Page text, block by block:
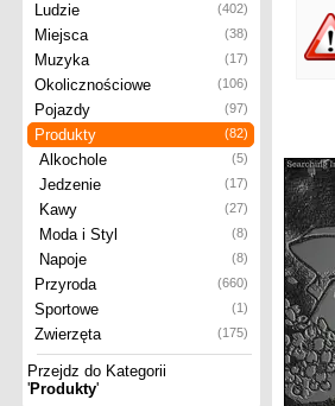
Ludzie (402)
Miejsca (38)
Muzyka (17)
Okolicznościowe (106)
Pojazdy (97)
Produkty (82)
Alkochole (5)
Jedzenie (17)
Kawy (27)
Moda i Styl (8)
Napoje (8)
Przyroda (660)
Sportowe (1)
Zwierzęta (175)
Przejdz do Kategorii
'Produkty'